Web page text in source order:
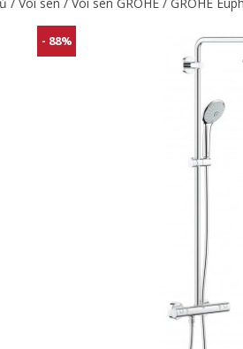
- 88%